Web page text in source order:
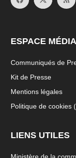
ESPACE
Communiqués de
Kit de Presse
Mentions légales
Politique de cookies
LIENS UTILES